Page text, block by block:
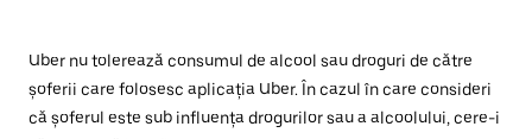
Uber nu tolerează consumul de alcool sau droguri de către
șoferii care folosesc aplicația Uber. În cazul în care consideri
că șoferul este sub influența drogurilor sau a alcoolului, cere-i